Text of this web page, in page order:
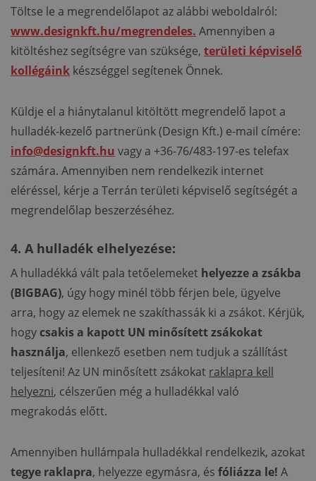
Töltse le a megrendelőlapot az alábbi weboldalról:
www.designkft.hu/megrendeles. Amennyiben a
kitöltéshez segítségre van szüksége, területi képviselő
kollégáink készséggel segítenek Önnek.
Küldje el a hiánytalanul kitöltött megrendelő lapot a
hulladék-kezelő partnerünk (Design Kft.) e-mail címére:
info@designkft.hu vagy a +36-76/483-197-es telefax
számára. Amennyiben nem rendelkezik internet
eléréssel, kérje a Terrán területi képviselő segítségét a
megrendelőlap beszerzéséhez.
4. A hulladék elhelyezése:
A hulladékká vált pala tetőelemeket helyezze a zsákba
(BIGBAG), úgy hogy minél több férjen bele, ügyelve
arra, hogy az elemek ne szakíthassák ki a zsákot. Kérjük,
hogycsakis a kapott UN minősített zsákokat
használja, ellenkező esetben nem tudjuk a szállítást
teljesíteni! Az UN minősített zsákokat raklapra kell
helyezni, célszerűen még a hulladékkal való
megrakodás előtt.
Amennyiben hullámpala hulladékkal rendelkezik, azokat
tegye raklapra, helyezze egymásra, és fóliázza le! A